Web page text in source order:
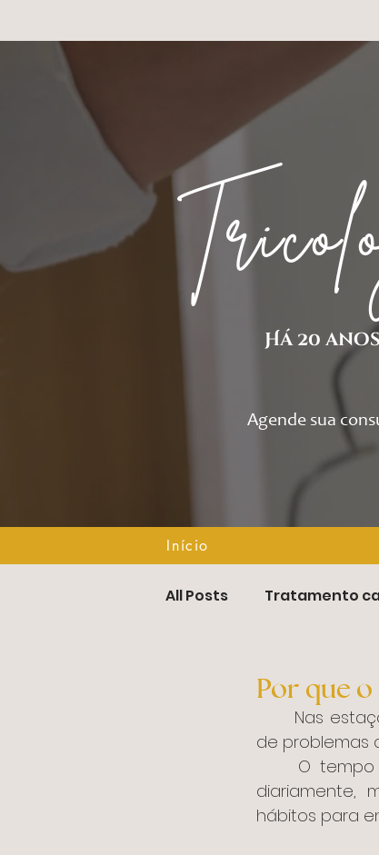
Há 20
Início
Agende sua
All Posts Tratamento
Por que
de problemas
diariamente,
hábitos para
Início